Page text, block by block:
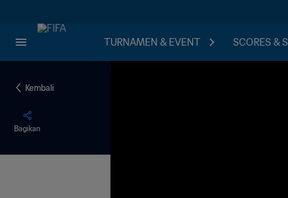
TURNAMEN & EVENT SCORES &
Kembali
Bagikan